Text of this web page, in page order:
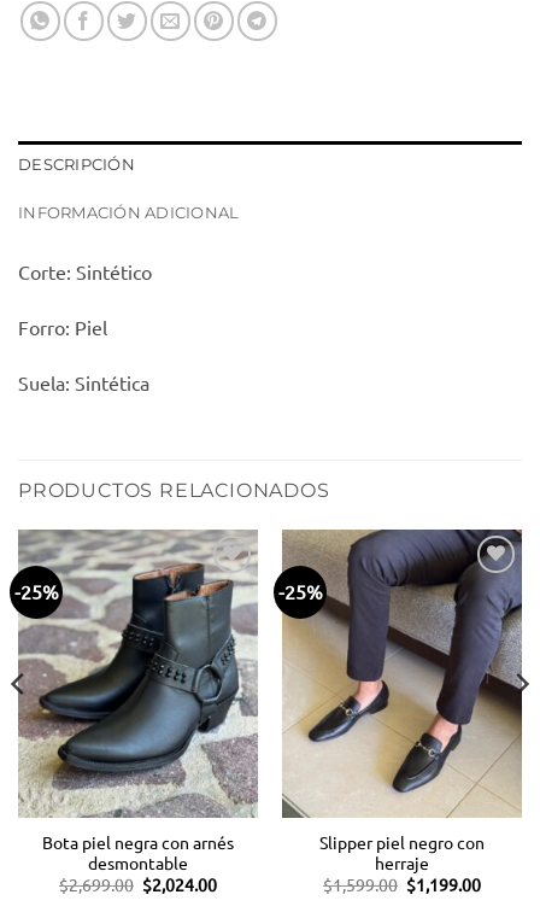
DESCRIPCIÓN
INFORMACIÓN ADICIONAL
Corte: Sintético
Forro: Piel
Suela: Sintética
PRODUCTOS RELACIONADOS
-25%
Añadir
a la
lista
de
deseos
Bota piel negra con arnés
desmontable
$2,699.00 El
precio
$2,024.00El
-25%
Añadir
a la
lista
de
deseos
Slipper piel negro con
herraje
$1,599.00 El
precio
$1,199.00El